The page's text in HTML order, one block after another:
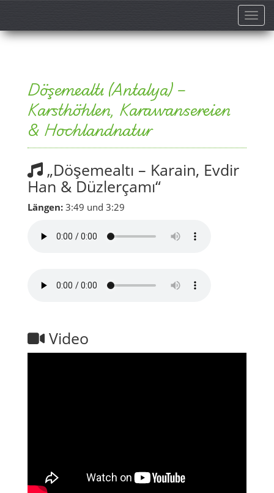
Döşemealtı (Antalya) –
Karsthöhlen, Karawansereien
& Hochlandnatur
„Döşemealtı – Karain, Evdir
Han & Düzlerçamı“
Längen: 3:49 und 3:29
Video